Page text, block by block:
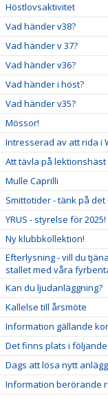
Höstlovsaktivitet
Vad händer v38?
Vad händer v 37?
Vad händer v36?
Vad händer i höst?
Vad händer v35?
Mössor!
Intresserad av att rida i
Att tävla på lektionshäst
Mulle Caprilli
Smittotider - tänk på det
YRUS - styrelse för 2025!
Ny klubbkollektion!
Efterlysning - vill du
stallet med våra
Kan du ljudanläggning?
Kallelse till årsmöte
Information gällande
Det finns plats i
Dags att lösa nytt
Information berörande